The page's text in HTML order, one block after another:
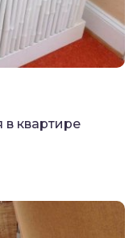
в квартире